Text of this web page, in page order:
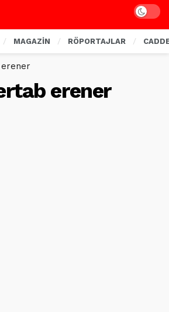
Dark
MAGAZİN RÖPORTAJLAR
erener